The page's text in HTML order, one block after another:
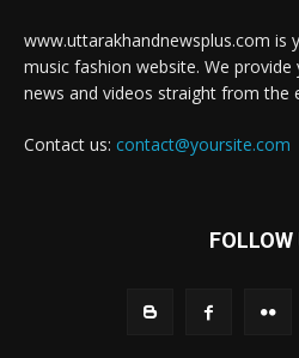
www.uttarakhandnewsplus.com is
music fashion website. We
news and videos straight from the
Contact us: contact@yoursite.com
FOLLOW